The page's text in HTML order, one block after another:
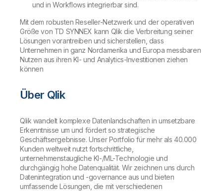
und in Workflows integrierbar sind.
Mit dem robusten Reseller-Netzwerk und der operativen
Größe von TD SYNNEX kann Qlik die Verbreitung seiner
Lösungen vorantreiben und sicherstellen, dass
Unternehmen in ganz Nordamerika und Europa messbaren
Nutzen aus ihren KI- und Analytics-Investitionen ziehen
können
Über Qlik
Qlik wandelt komplexe Datenlandschaften in umsetzbare
Erkenntnisse um und fördert so strategische
Geschäftsergebnisse. Unser Portfolio für mehr als 40.000
Kunden weltweit nutzt fortschrittliche,
unternehmenstaugliche KI-/ML-Technologie und
durchgängig hohe Datenqualität. Wir zeichnen uns durch
Datenintegration und -governance aus und bieten
umfassende Lösungen, die mit verschiedenen